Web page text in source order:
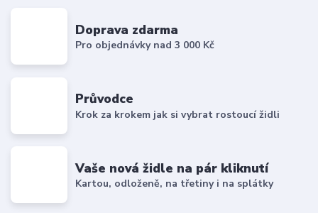
Doprava zdarma
Pro objednávky nad 3 000 Kč
Průvodce
Krok za krokem jak si vybrat rostoucí židli
Vaše nová židle na pár kliknutí
Kartou, odloženě, na třetiny i na splátky